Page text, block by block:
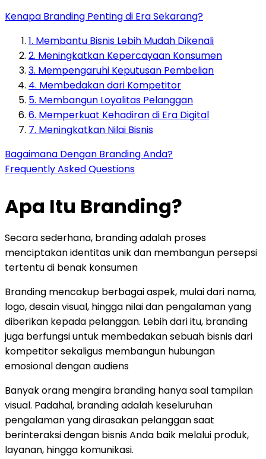
Kenapa Branding Penting di Era Sekarang?
1. Membantu Bisnis Lebih Mudah Dikenali
2. Meningkatkan Kepercayaan Konsumen
3. Mempengaruhi Keputusan Pembelian
4. Membedakan dari Kompetitor
5. Membangun Loyalitas Pelanggan
6. Memperkuat Kehadiran di Era Digital
7. Meningkatkan Nilai Bisnis
Bagaimana Dengan Branding Anda?
Frequently Asked Questions
Apa Itu Branding?
Secara sederhana, branding adalah proses
menciptakan identitas unik dan membangun persepsi
tertentu di benak konsumen
Branding mencakup berbagai aspek, mulai dari nama,
logo, desain visual, hingga nilai dan pengalaman yang
diberikan kepada pelanggan. Lebih dari itu, branding
juga berfungsi untuk membedakan sebuah bisnis dari
kompetitor sekaligus membangun hubungan
emosional dengan audiens
Banyak orang mengira branding hanya soal tampilan
visual. Padahal, branding adalah keseluruhan
pengalaman yang dirasakan pelanggan saat
berinteraksi dengan bisnis Anda baik melalui produk,
layanan, hingga komunikasi.